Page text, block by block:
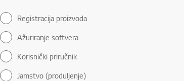
Registracija proizvoda
Ažuriranje softvera
Korisnički priručnik
Jamstvo (produljenje)